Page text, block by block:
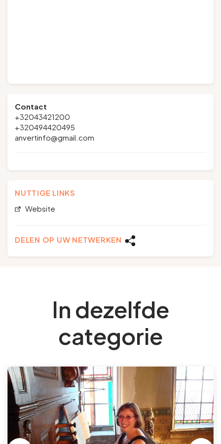
Contact
+32043421200
+320494420495
anvertinfo@gmail.com
NUTTIGE LINKS
Website
DELEN OP UW NETWERKEN
In dezelfde
categorie